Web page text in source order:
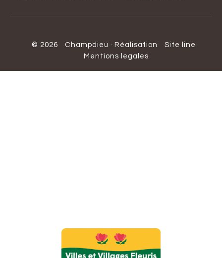
© 2026 Champdieu · Réalisation
Site line
Mentions legales